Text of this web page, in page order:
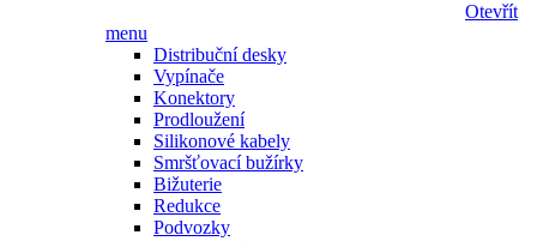
Otevřít
menu
Distribuční desky
Vypínače
Konektory
Prodloužení
Silikonové kabely
Smršťovací bužírky
Bižuterie
Redukce
Podvozky